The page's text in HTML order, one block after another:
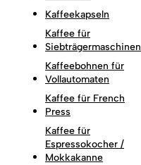
Kaffeekapseln
Kaffee für
Siebträgermaschinen
Kaffeebohnen für
Vollautomaten
Kaffee für French
Press
Kaffee für
Espressokocher /
Mokkakanne